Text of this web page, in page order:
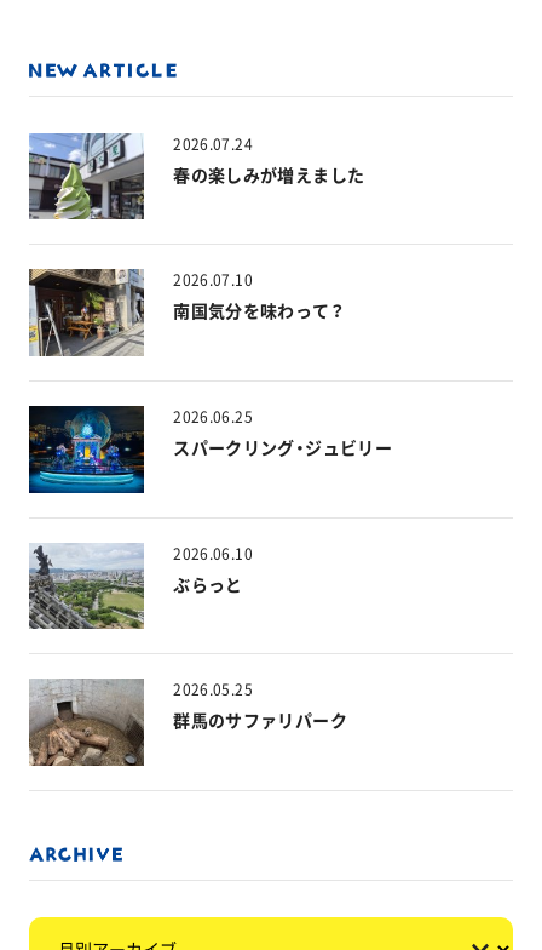
2026.07.24
春の楽しみが増えました
2026.07.10
南国気分を味わって？
2026.06.25
スパークリング・ジュビリー
2026.06.10
ぶらっと
2026.05.25
群馬のサファリパーク